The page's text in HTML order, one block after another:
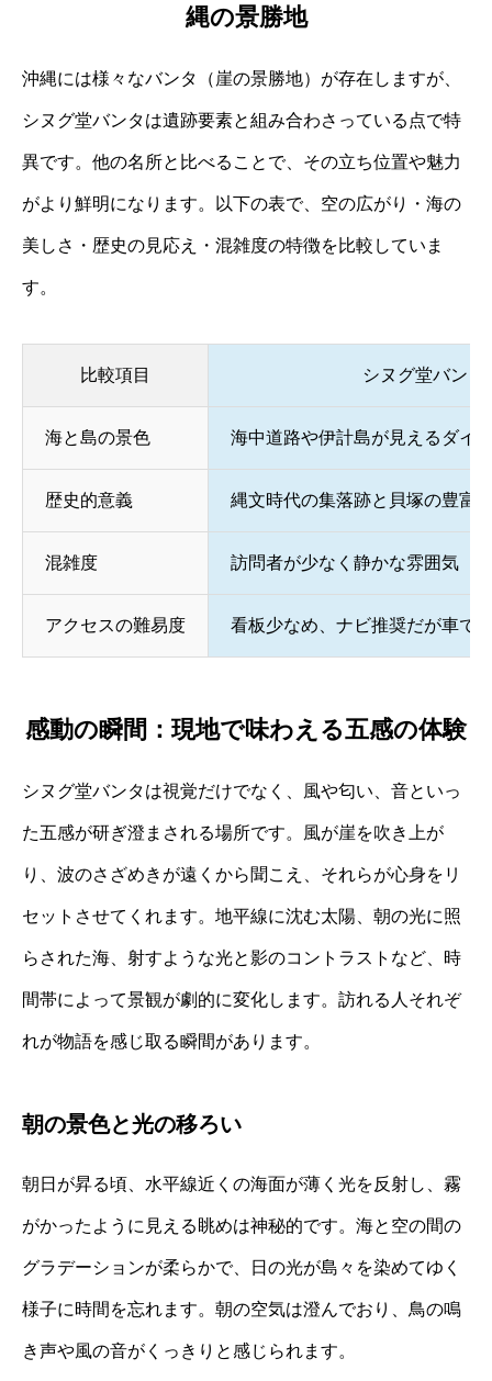
縄の景勝地
沖縄には様々なバンタ（崖の景勝地）が存在しますが、
シヌグ堂バンタは遺跡要素と組み合わさっている点で特
異です。他の名所と比べることで、その立ち位置や魅力
がより鮮明になります。以下の表で、空の広がり・海の
美しさ・歴史の見応え・混雑度の特徴を比較していま
す。
比較項目 シヌグ堂バンタ
海と島の景色 海中道路や伊計島が見えるダイ
歴史的意義 縄文時代の集落跡と貝塚の豊富
混雑度 訪問者が少なく静かな雰囲気
アクセスの難易度 看板少なめ、ナビ推奨だが車で
感動の瞬間：現地で味わえる五感の体験
シヌグ堂バンタは視覚だけでなく、風や匂い、音といっ
た五感が研ぎ澄まされる場所です。風が崖を吹き上が
り、波のさざめきが遠くから聞こえ、それらが心身をリ
セットさせてくれます。地平線に沈む太陽、朝の光に照
らされた海、射すような光と影のコントラストなど、時
間帯によって景観が劇的に変化します。訪れる人それぞ
れが物語を感じ取る瞬間があります。
朝の景色と光の移ろい
朝日が昇る頃、水平線近くの海面が薄く光を反射し、霧
がかったように見える眺めは神秘的です。海と空の間の
グラデーションが柔らかで、日の光が島々を染めてゆく
様子に時間を忘れます。朝の空気は澄んでおり、鳥の鳴
き声や風の音がくっきりと感じられます。